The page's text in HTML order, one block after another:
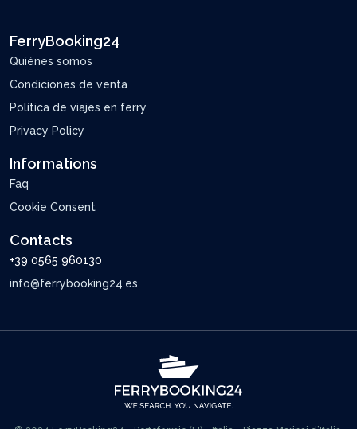
FerryBooking24
Quiénes somos
Condiciones de venta
Política de viajes en ferry
Privacy Policy
Informations
Faq
Cookie Consent
Contacts
+39 0565 960130
info@ferrybooking24.es